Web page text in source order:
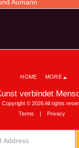
Aumann
verbindet
Copyright © 2026 All rights
Terms
Privacy
HOME MORE